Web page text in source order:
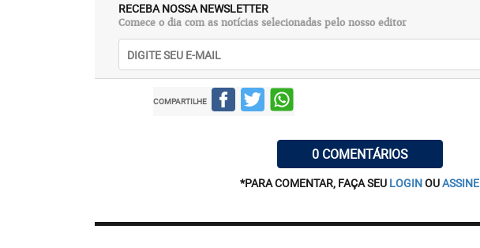
RECEBA NOSSA NEWSLETTER
Comece o dia com as notícias selecionadas pelo nosso editor
COMPARTILHE
0 COMENTÁRIOS
*PARA COMENTAR, FAÇA SEU LOGINOUASSINE